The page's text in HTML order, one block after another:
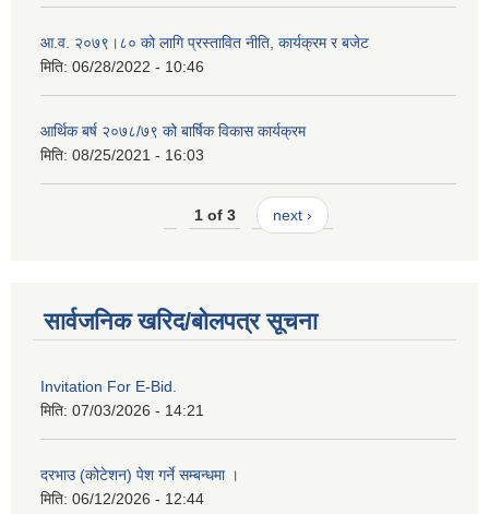
आ.व. २०७९।८० को लागि प्रस्तावित नीति, कार्यक्रम र बजेट
मिति: 06/28/2022 - 10:46
आर्थिक बर्ष २०७८/७९ को बार्षिक विकास कार्यक्रम
मिति: 08/25/2021 - 16:03
1 of 3 next ›
सार्वजनिक खरिद/बोलपत्र सूचना
Invitation For E-Bid.
मिति: 07/03/2026 - 14:21
दरभाउ (कोटेशन) पेश गर्ने सम्बन्धमा ।
मिति: 06/12/2026 - 12:44